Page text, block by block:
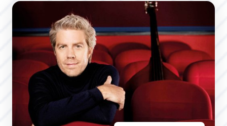
Kyle Eastwood « Eastwood by Eastwood »